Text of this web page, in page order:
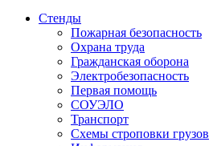
Стенды
Пожарная безопасность
Охрана труда
Гражданская оборона
Электробезопасность
Первая помощь
СОУЭЛО
Транспорт
Схемы строповки грузов